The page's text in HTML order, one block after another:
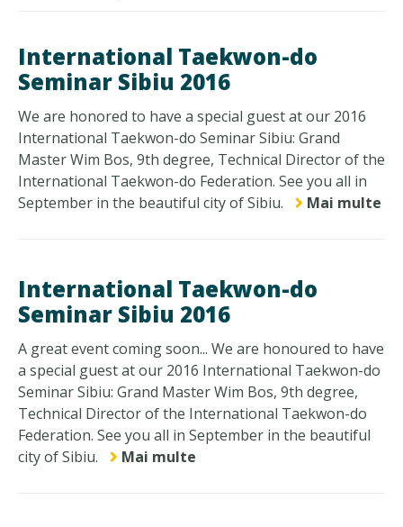
International Taekwon-do
Seminar Sibiu 2016
We are honored to have a special guest at our 2016
International Taekwon-do Seminar Sibiu: Grand
Master Wim Bos, 9th degree, Technical Director of the
International Taekwon-do Federation. See you all in
September in the beautiful city of Sibiu.
Mai multe
International Taekwon-do
Seminar Sibiu 2016
A great event coming soon... We are honoured to have
a special guest at our 2016 International Taekwon-do
Seminar Sibiu: Grand Master Wim Bos, 9th degree,
Technical Director of the International Taekwon-do
Federation. See you all in September in the beautiful
city of Sibiu.
Mai multe